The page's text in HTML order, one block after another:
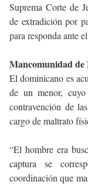
Suprema Corte de
de extradición por
para responda ante
Mancomunidad de
El dominicano es
de un menor,
contravención de
cargo de maltrato
“El hombre era
captura se
coordinación que